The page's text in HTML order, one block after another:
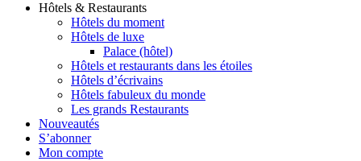
Hôtels & Restaurants
Hôtels du moment
Hôtels de luxe
Palace (hôtel)
Hôtels et restaurants dans les étoiles
Hôtels d’écrivains
Hôtels fabuleux du monde
Les grands Restaurants
Nouveautés
S’abonner
Mon compte